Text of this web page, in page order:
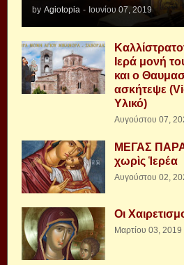
by Agiotopia - Ιουνίου 07, 2019
Ιερά μονή
και ο
ασκήτεψε
Υλικό)
Αυγούστου 07,
ΜΕΓΑΣ
χωρὶς Ἱερέα
Αυγούστου 02,
Οι
Μαρτίου 03, 2019